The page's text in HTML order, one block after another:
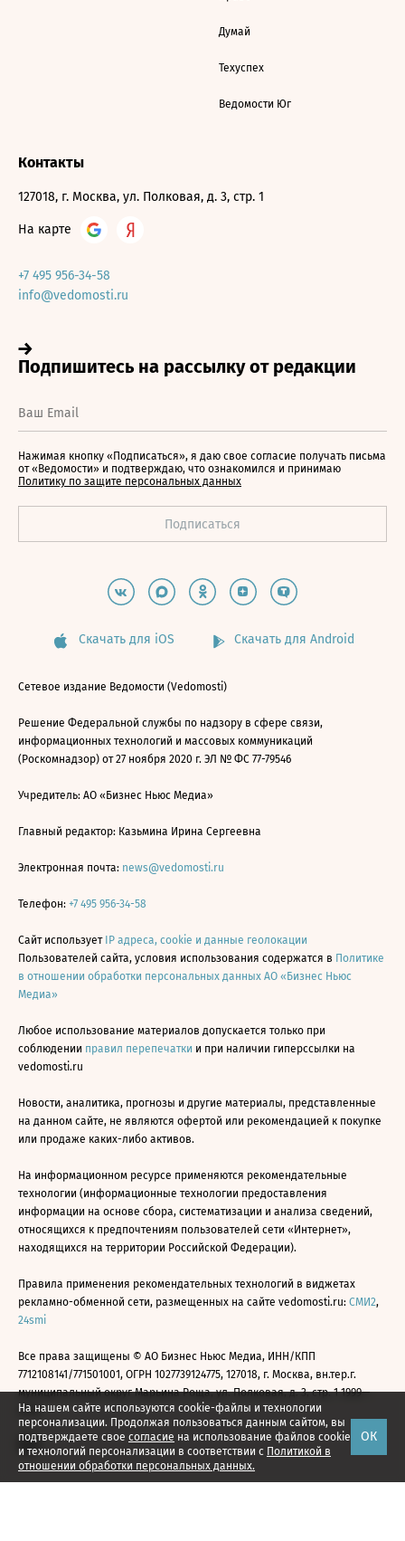
На нашем сайте используются cookie-файлы и технологии
персонализации. Продолжая пользоваться данным сайтом, вы
подтверждаете свое согласие на использование файлов cookie
и технологий персонализации в соответствии с Политикой в
отношении обработки персональных данных.
ОК
Думай
Техуспех
Ведомости Юг
Контакты
127018, г. Москва, ул. Полковая, д. 3, стр. 1
На карте
+7 495 956-34-58
info@vedomosti.ru
Нажимая кнопку «Подписаться», я даю свое согласие получать письма
от «Ведомости» и подтверждаю, что ознакомился и принимаю
Политику по защите персональных данных
Скачать для iOS Скачать для Android
Сетевое издание Ведомости (Vedomosti)
Решение Федеральной службы по надзору в сфере связи,
информационных технологий и массовых коммуникаций
(Роскомнадзор) от 27 ноября 2020 г. ЭЛ № ФС 77-79546
Учредитель: АО «Бизнес Ньюс Медиа»
Главный редактор: Казьмина Ирина Сергеевна
Электронная почта: news@vedomosti.ru
Телефон: +7 495 956-34-58
Сайт использует IP адреса, cookie и данные геолокации
Пользователей сайта, условия использования содержатся в Политике
в отношении обработки персональных данных АО «Бизнес Ньюс
Медиа»
Любое использование материалов допускается только при
соблюдении правил перепечатки и при наличии гиперссылки на
vedomosti.ru
Новости, аналитика, прогнозы и другие материалы, представленные
на данном сайте, не являются офертой или рекомендацией к покупке
или продаже каких-либо активов.
На информационном ресурсе применяются рекомендательные
технологии (информационные технологии предоставления
информации на основе сбора, систематизации и анализа сведений,
относящихся к предпочтениям пользователей сети «Интернет»,
находящихся на территории Российской Федерации).
Правила применения рекомендательных технологий в виджетах
рекламно-обменной сети, размещенных на сайте vedomosti.ru: СМИ2,
24smi
Все права защищены © АО Бизнес Ньюс Медиа, ИНН/КПП
7712108141/771501001, ОГРН 1027739124775, 127018, г. Москва, вн.тер.г.
муниципальный округ Марьина Роща, ул. Полковая, д. 3, стр. 1 1999—
2026